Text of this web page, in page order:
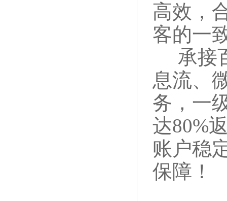
高效，
客的一
承接
息流、
务，一
达80%
账户稳
保障！